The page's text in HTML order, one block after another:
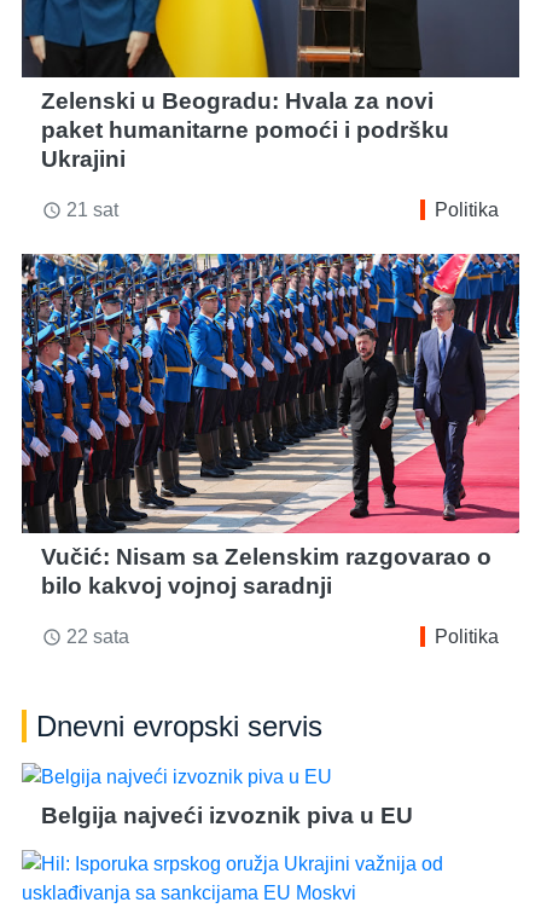
Zelenski u Beogradu: Hvala za novi
paket humanitarne pomoći i podršku
Ukrajini
access_time 21 sat Politika
Vučić: Nisam sa Zelenskim razgovarao o
bilo kakvoj vojnoj saradnji
access_time 22 sata Politika
Dnevni evropski servis
Belgija najveći izvoznik piva u EU